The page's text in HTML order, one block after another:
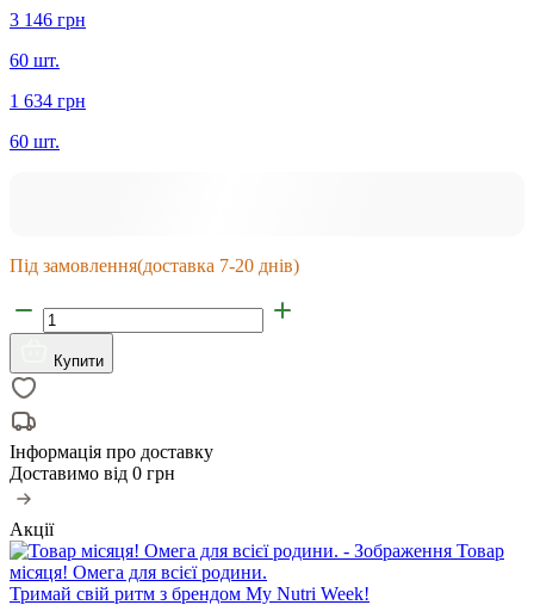
3 146 грн
60 шт.
1 634 грн
60 шт.
Під замовлення(доставка 7-20 днів)
Купити
Інформація про доставку
Доставимо від 0 грн
Акції
Товар
місяця! Омега для всієї родини.
Тримай свій ритм з брендом My Nutri Week!